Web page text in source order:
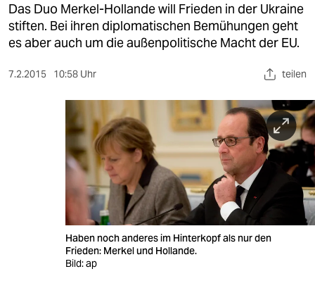
sport
veranstaltungen
fragen & hilfe
Das Duo Merkel-Hollande will Frieden in der Ukraine
stiften. Bei ihren diplomatischen Bemühungen geht
es aber auch um die außenpolitische Macht der EU.
7.2.2015 10:58 Uhr teilen
Haben noch anderes im Hinterkopf als nur den
Frieden: Merkel und Hollande.
Bild: ap